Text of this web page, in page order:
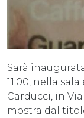
Sarà
11:00, nella
Carducci, in
mostra dal